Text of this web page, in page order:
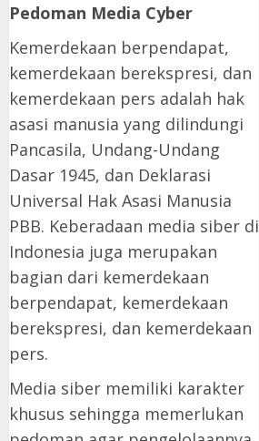
Pedoman Media Cyber
Kemerdekaan berpendapat,
kemerdekaan berekspresi, dan
kemerdekaan pers adalah hak
asasi manusia yang dilindungi
Pancasila, Undang-Undang
Dasar 1945, dan Deklarasi
Universal Hak Asasi Manusia
PBB. Keberadaan media siber di
Indonesia juga merupakan
bagian dari kemerdekaan
berpendapat, kemerdekaan
berekspresi, dan kemerdekaan
pers.
Media siber memiliki karakter
khusus sehingga memerlukan